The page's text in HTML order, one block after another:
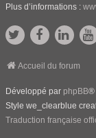
Plus d’informations :
Accueil du forum
Développé par phpBB®
Style we_clearblue
Traduction française